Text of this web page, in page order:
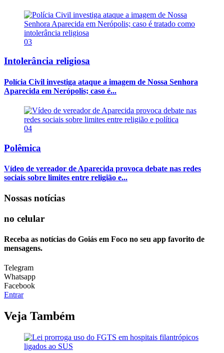
03
Intolerância religiosa
Polícia Civil investiga ataque a imagem de Nossa Senhora
Aparecida em Nerópolis; caso é...
04
Polêmica
Vídeo de vereador de Aparecida provoca debate nas redes
sociais sobre limites entre religião e...
Nossas notícias
no celular
Receba as notícias do Goiás em Foco no seu app favorito de
mensagens.
Telegram
Whatsapp
Facebook
Entrar
Veja Também